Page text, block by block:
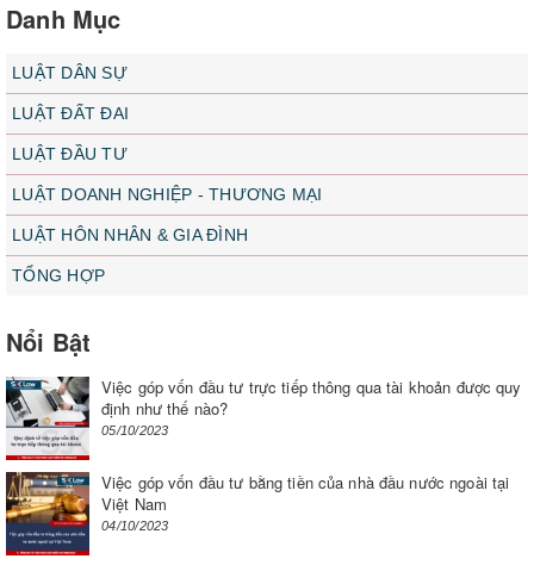
Danh Mục
LUẬT DÂN SỰ
LUẬT ĐẤT ĐAI
LUẬT ĐẦU TƯ
LUẬT DOANH NGHIỆP - THƯƠNG MẠI
LUẬT HÔN NHÂN & GIA ĐÌNH
TỔNG HỢP
Nổi Bật
Việc góp vốn đầu tư trực tiếp thông qua tài khoản được quy
định như thế nào?
05/10/2023
Việc góp vốn đầu tư bằng tiền của nhà đầu nước ngoài tại
Việt Nam
04/10/2023